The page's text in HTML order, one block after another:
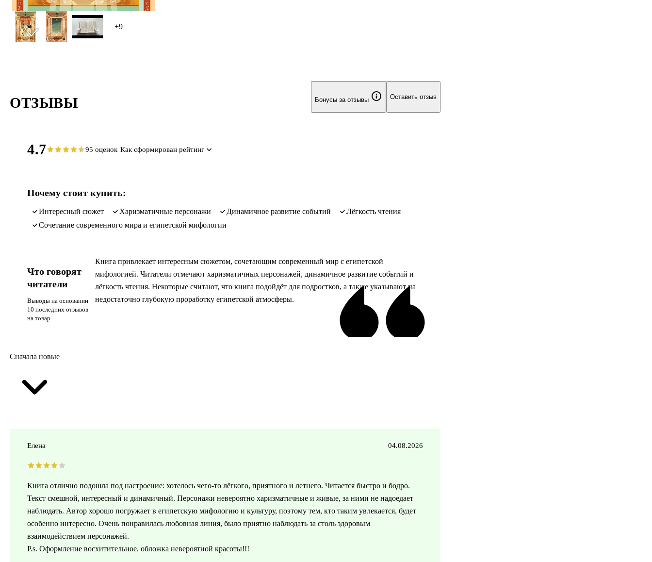
+9
ОТЗЫВЫ Бонусы за отзывы Оставить отзыв
4.7 95 оценок Как сформирован рейтинг
Почему стоит купить:
интересный сюжет харизматичные персонажи динамичное развитие событий
лёгкость чтения
сочетание современного мира и египетской мифологии
Что говорят
читатели
Выводы на основании
10 последних отзывов
на товар
Книга привлекает интересным сюжетом, сочетающим современный мир с египетской
мифологией. Читатели отмечают харизматичных персонажей, динамичное развитие событий и
лёгкость чтения. Некоторые считают, что книга подойдёт для подростков, а также указывают на
недостаточно глубокую проработку египетской атмосферы.
Сначала новые
Елена 04.08.2026
Книга отлично подошла под настроение: хотелось чего-то лёгкого, приятного и летнего. Читается быстро и бодро.
Текст смешной, интересный и динамичный. Персонажи невероятно харизматичные и живые, за ними не надоедает
наблюдать. Автор хорошо погружает в египетскую мифологию и культуру, поэтому тем, кто таким увлекается, будет
особенно интересно. Очень понравилась любовная линия, было приятно наблюдать за столь здоровым
взаимодействием персонажей.
P.s. Оформление восхитительное, обложка невероятной красоты!!!